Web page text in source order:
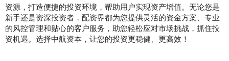
资源，打造便捷的投资环境，帮助用户实现资产增值。无论您是
新手还是资深投资者，配资界都为您提供灵活的资金方案、专业
的风控管理和贴心的客户服务，助您轻松应对市场挑战，抓住投
资机遇。选择中航资本，让您的投资更稳健、更高效！